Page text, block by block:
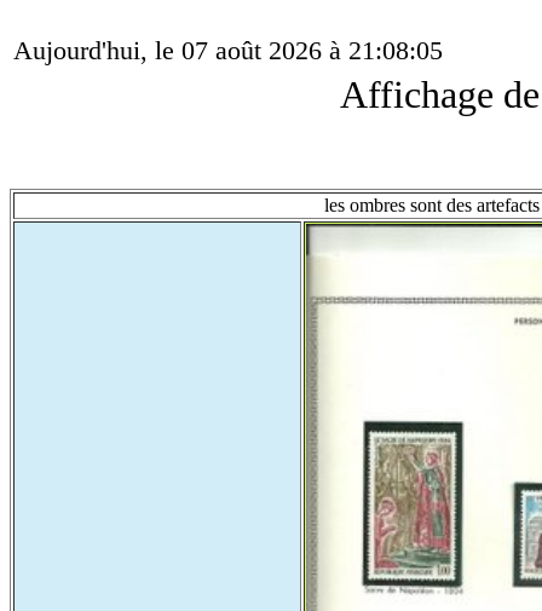
Aujourd'hui, le 07 août 2026 à 21:08:05
Affichage
les ombres sont des